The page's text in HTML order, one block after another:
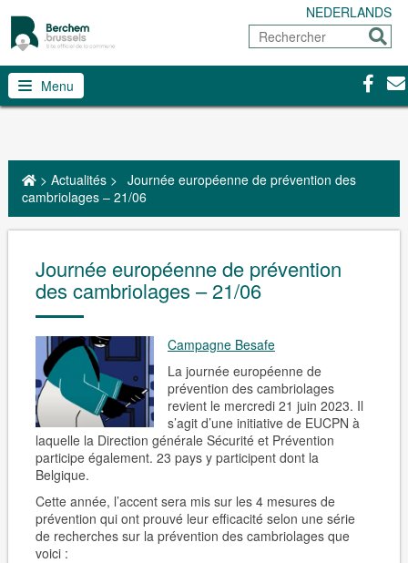
NEDERLANDS
Rechercher
Menu
> Actualités> Journée européenne de prévention des
cambriolages – 21/06
Journée européenne de prévention
des cambriolages – 21/06
Campagne Besafe
La journée européenne de
prévention des cambriolages
revient le mercredi 21 juin 2023. Il
s’agit d’une initiative de EUCPN à
laquelle la Direction générale Sécurité et Prévention
participe également. 23 pays y participent dont la
Belgique.
Cette année, l’accent sera mis sur les 4 mesures de
prévention qui ont prouvé leur efficacité selon une série
de recherches sur la prévention des cambriolages que
voici :